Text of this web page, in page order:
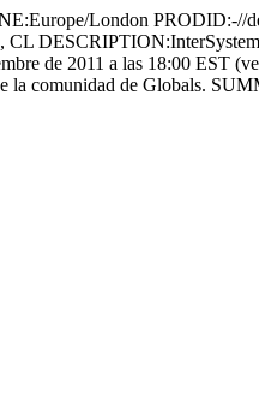
London PRODID:-//
de 2011 a las 18:00 EST
la comunidad de Globals.